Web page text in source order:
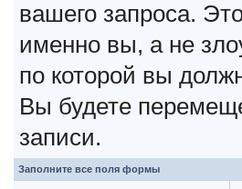
вашего запроса.
именно вы, а не
по которой вы
Вы будете
записи.
Заполните все поля формы